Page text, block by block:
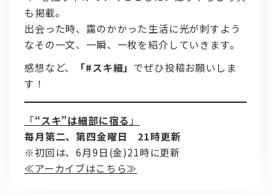
も掲載。
出会った時、靄のかかった生活に光が刺すよう
なその一文、一瞬、一枚を紹介していきます。
感想など、
「#スキ細」 でぜひ投稿お願いしま
す！
「“スキ”は細部に宿る 」
毎月第二、第四金曜日 21時更新
※初回は、6月9日(金)21時に更新
≪アーカイブはこちら≫